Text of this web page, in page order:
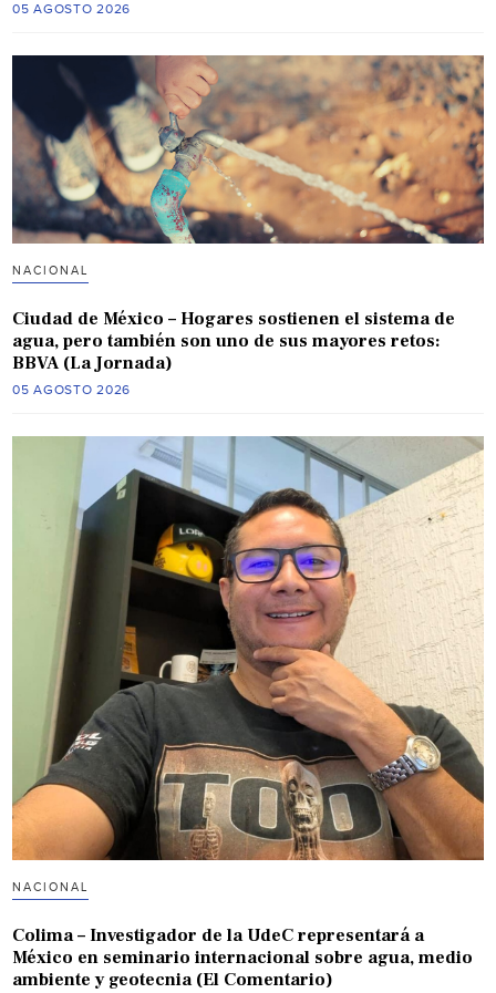
05 AGOSTO 2026
NACIONAL
Ciudad de México – Hogares sostienen el sistema de
agua, pero también son uno de sus mayores retos:
BBVA (La Jornada)
05 AGOSTO 2026
NACIONAL
Colima – Investigador de la UdeC representará a
México en seminario internacional sobre agua, medio
ambiente y geotecnia (El Comentario)